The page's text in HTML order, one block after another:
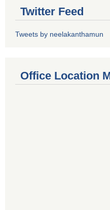
Twitter Feed
Tweets by neelakanthamun
Office Location